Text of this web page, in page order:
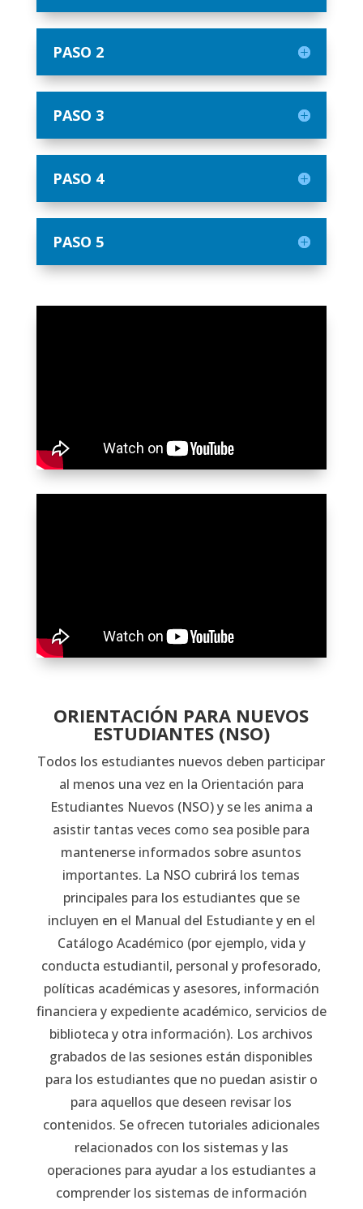
PASO 2
PASO 3
PASO 4
PASO 5
ORIENTACIÓN PARA NUEVOS
ESTUDIANTES (NSO)
Todos los estudiantes nuevos deben participar
al menos una vez en la Orientación para
Estudiantes Nuevos (NSO) y se les anima a
asistir tantas veces como sea posible para
mantenerse informados sobre asuntos
importantes. La NSO cubrirá los temas
principales para los estudiantes que se
incluyen en el Manual del Estudiante y en el
Catálogo Académico (por ejemplo, vida y
conducta estudiantil, personal y profesorado,
políticas académicas y asesores, información
financiera y expediente académico, servicios de
biblioteca y otra información). Los archivos
grabados de las sesiones están disponibles
para los estudiantes que no puedan asistir o
para aquellos que deseen revisar los
contenidos. Se ofrecen tutoriales adicionales
relacionados con los sistemas y las
operaciones para ayudar a los estudiantes a
comprender los sistemas de información